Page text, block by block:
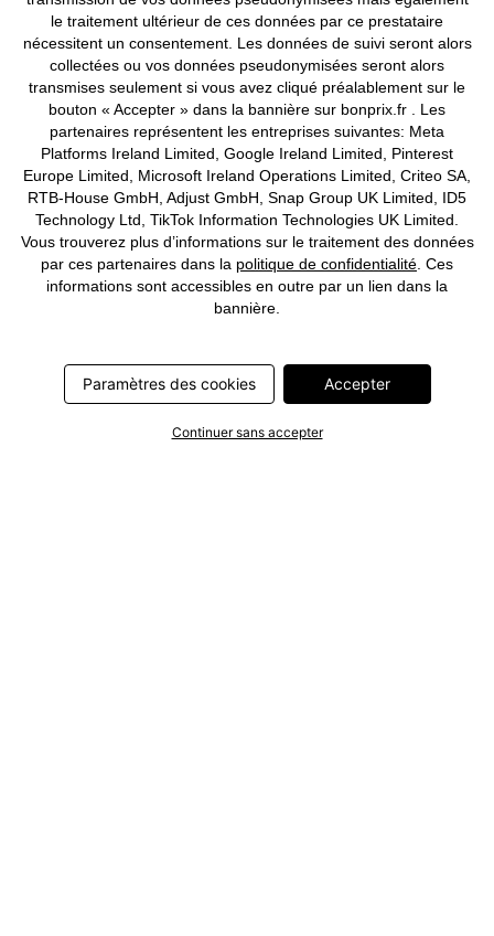
Deutsch Français
le traitement ultérieur de ces données par ce prestataire
nécessitent un consentement. Les données de suivi seront alors
collectées ou vos données pseudonymisées seront alors
transmises seulement si vous avez cliqué préalablement sur le
bouton « Accepter » dans la bannière sur bonprix.fr . Les
partenaires représentent les entreprises suivantes: Meta
Platforms Ireland Limited, Google Ireland Limited, Pinterest
Europe Limited, Microsoft Ireland Operations Limited, Criteo SA,
RTB-House GmbH, Adjust GmbH, Snap Group UK Limited, ID5
Technology Ltd, TikTok Information Technologies UK Limited.
Vous trouverez plus d’informations sur le traitement des données
par ces partenaires dans la politique de confidentialité . Ces
informations sont accessibles en outre par un lien dans la
bannière.
Paramètres des cookies Accepter
Continuer sans accepter